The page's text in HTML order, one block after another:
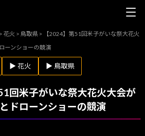
>花火 > 鳥取県 >
【2024】第51回米子がいな祭大花火
ーンショーの競演
▶ 花火 ▶ 鳥取県
回米子がいな祭大花火大会が
ドローンショーの競演